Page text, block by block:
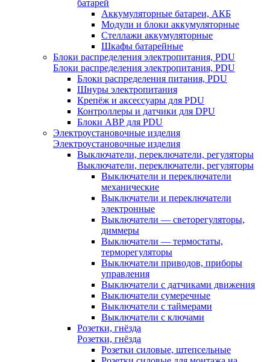
батарей
Аккумуляторные батареи, АКБ
Модули и блоки аккумуляторные
Стеллажи аккумуляторные
Шкафы батарейные
Блоки распределения электропитания, PDU
Блоки распределения электропитания, PDU
Блоки распределения питания, PDU
Шнуры электропитания
Крепёж и аксессуары для PDU
Контроллеры и датчики для DPU
Блоки АВР для PDU
Электроустановочные изделия
Электроустановочные изделия
Выключатели, переключатели, регуляторы
Выключатели, переключатели, регуляторы
Выключатели и переключатели
механические
Выключатели и переключатели
электронные
Выключатели — светорегуляторы,
диммеры
Выключатели — термостаты,
терморегуляторы
Выключатели приводов, приборы
управления
Выключатели с датчиками движения
Выключатели сумеречные
Выключатели с таймерами
Выключатели с ключами
Розетки, гнёзда
Розетки, гнёзда
Розетки силовые, штепсельные